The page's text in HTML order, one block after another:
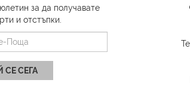
за да получавате
и отстъпки.
СЕ СЕГА